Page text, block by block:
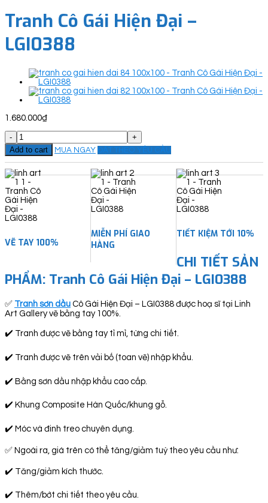
Tranh Cô Gái Hiện Đại –
LGI0388
1.680.000₫
Tranh
Cô
Gái
Hiện
Đại
-
LGI0388
quantity
Add to cart MUA NGAY ĐẶT THEO YÊU CẦU
VẼ TAY 100%
MIỄN PHÍ GIAO
HÀNG
TIẾT KIỆM TỚI 10%
CHI TIẾT SẢN
PHẨM: Tranh Cô Gái Hiện Đại – LGI0388
✅ Tranh sơn dầu Cô Gái Hiện Đại – LGI0388 được hoạ sĩ tại Linh
Art Gallery vẽ bằng tay 100%.
✔️ Tranh được vẽ bằng tay tỉ mỉ, từng chi tiết.
✔️ Tranh được vẽ trên vải bố (toan vẽ) nhập khẩu.
✔️ Bằng sơn dầu nhập khẩu cao cấp.
✔️ Khung Composite Hàn Quốc/khung gỗ.
✔️ Móc và đinh treo chuyên dụng.
✅ Ngoài ra, giá trên có thể tăng/giảm tuỳ theo yêu cầu như:
✔️ Tăng/giảm kích thước.
✔️ Thêm/bớt chi tiết theo yêu cầu.